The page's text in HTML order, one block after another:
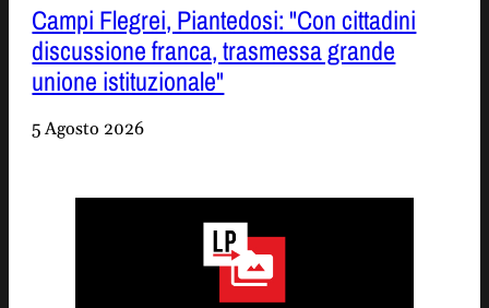
Campi Flegrei, Piantedosi: "Con cittadini
discussione franca, trasmessa grande
unione istituzionale"
5 Agosto 2026